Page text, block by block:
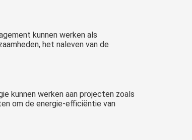
kunnen werken als
het naleven van de
kunnen werken aan projecten zoals
om de energie-efficiëntie van